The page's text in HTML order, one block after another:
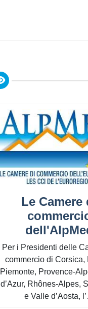
Le Camere
Per i Presidenti delle
commercio di Corsica,
Piemonte, Provence-
d’Azur, Rhônes-Alpes,
e Valle d’Aosta,